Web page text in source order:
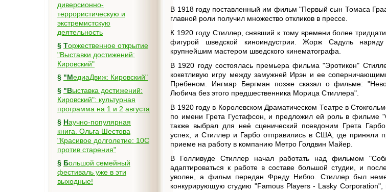
диверсионно-
террористическую и
экстремистскую
деятельность
§ Торжественное открытие
"Выставки достижений:
Кировский"
§
"МедиаДвиж: Кировский"
§ "Выставка достижений:
Кировский": культурная
программа на 1 и 2 августа
§ Научно-популярная
книга. Ольга Шестова
"Красивое долголетие: 10C
против старения"
§ Большой семейный
фестиваль уже в эти
выходные!
В 1918 году поставленный им фильм "Первый сын Томаса
главной роли получил множество откликов в прессе.
К 1920 году Стиллер, снявший к тому времени более
фигурой шведской киноиндустрии. Жорж Садуль
крупнейшим мастером шведского кинематографа.
В 1920 году состоялась премьера фильма "Эротикон"
кокетливую игру между замужней Ирэн и ее
Пребеном. Ингмар Бергман позже сказал о фильме:
Любича без этого предшественника Морица Стиллера".
В 1920 году в Королевском Драматическом Театре в
по имени Грета Густафсон, и предложил ей роль в фильме
также выбрал для неё сценический псевдоним Грета
успех, и Стиллер и Гарбо отправились в США, где приняли
приеме на работу в компанию Метро Голдвин Майер.
В Голливуде Стиллер начал работать над фильмом
адаптироваться к работе в составе большой студии, и
уволен, а фильм передан Фреду Нибло. Стиллер был
конкурирующую студию "Famous Players - Lasky